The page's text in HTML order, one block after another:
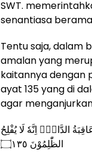
SWT.
senantiasa
Tentu saja, dalam
amalan yang
kaitannya dengan
ayat 135 yang di
agar
الدَّارِۗ اِنَّهٗ لَا يُفْلِحُ
الظّٰلِمُوْنَ ۝١٣٥